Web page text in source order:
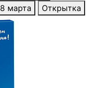
8 марта Открытка